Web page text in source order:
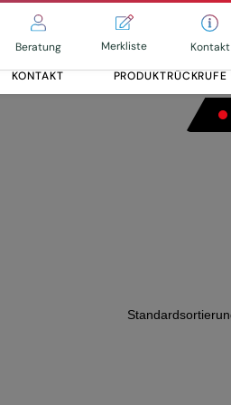
Beratung Merkliste Kontakt
KONTAKT PRODUKTRÜCKRUFE